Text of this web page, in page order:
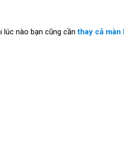
lúc nào bạn cũng cần thay cả màn